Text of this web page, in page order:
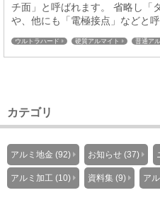
チ面」と呼ばれます。 省略し「
や、他にも「電極接点」などと
ウルトラハード 硬質アルマイト 普通ア
カテゴリ
アルミ地金 (92) お知らせ (37)
アルミ加工 (10) 資料集 (9) ア